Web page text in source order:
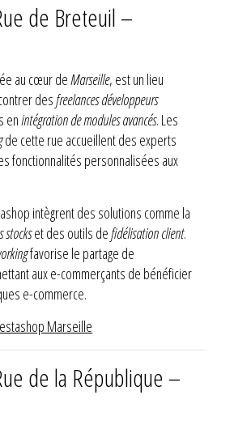
de Breteuil –
au cœur deMarseille, est un lieu
desfreelances développeurs
enintégration de modules avancés. Les
de cette rue accueillent des experts
fonctionnalités personnalisées aux
intègrent des solutions comme la
stockset des outils defidélisation client.
favorise le partage de
aux e-commerçants de bénéficier
e-commerce.
Marseille
de la République –